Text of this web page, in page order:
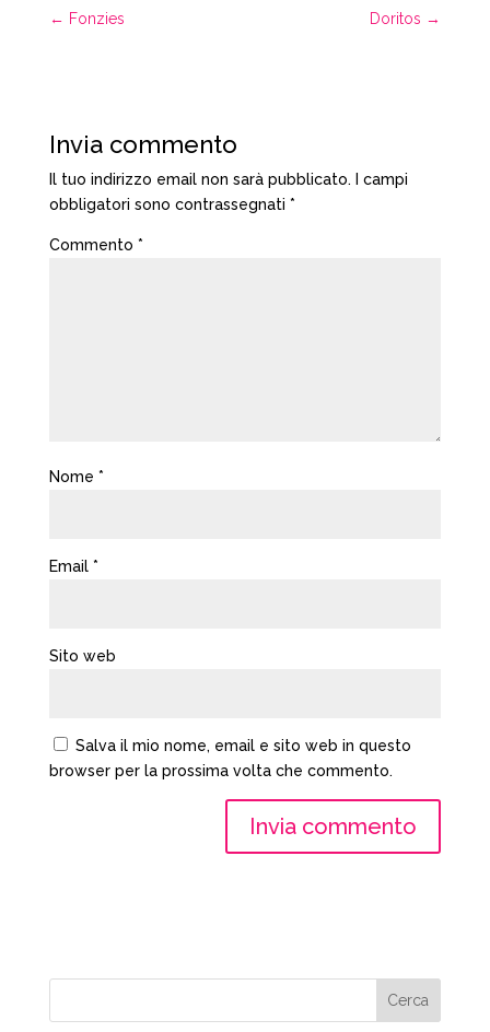
← Fonzies Doritos →
Invia commento
Il tuo indirizzo email non sarà pubblicato.
I campi
obbligatori sono contrassegnati *
Commento *
Nome *
Email *
Sito web
Salva il mio nome, email e sito web in questo
browser per la prossima volta che commento.
Cerca